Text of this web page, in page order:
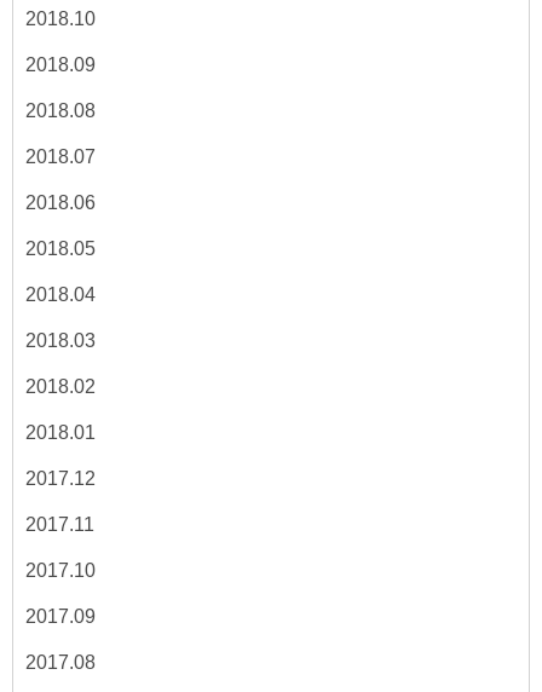
2018.10
2018.09
2018.08
2018.07
2018.06
2018.05
2018.04
2018.03
2018.02
2018.01
2017.12
2017.11
2017.10
2017.09
2017.08